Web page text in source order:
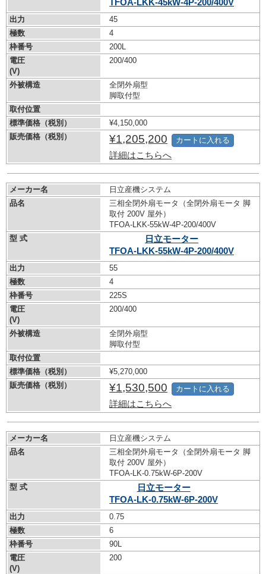
TFOA-LKK-45kW-4P-200/400V
出力
45
極数
4
枠番号
200L
電圧
(V)
200/400
外被構造
全閉外扇型
脚取付型
取付位置
標準価格（税別）
¥4,150,000
販売価格（税別）
¥1,205,200
詳細はこちらへ
カートに入れる
メーカー名
日立産機システム
品名
三相全閉外扇モータ（全閉外扇モータ 脚
取付 200V 屋外）
TFOA-LKK-55kW-4P-200/400V
型 式
日立モーター
TFOA-LKK-55kW-4P-200/400V
出力
55
極数
4
枠番号
225S
電圧
(V)
200/400
外被構造
全閉外扇型
脚取付型
取付位置
標準価格（税別）
¥5,270,000
販売価格（税別）
¥1,530,500
詳細はこちらへ
カートに入れる
メーカー名
日立産機システム
品名
三相全閉外扇モータ（全閉外扇モータ 脚
取付 200V 屋外）
TFOA-LK-0.75kW-6P-200V
型 式
日立モーター
TFOA-LK-0.75kW-6P-200V
出力
0.75
極数
6
枠番号
90L
電圧
(V)
200